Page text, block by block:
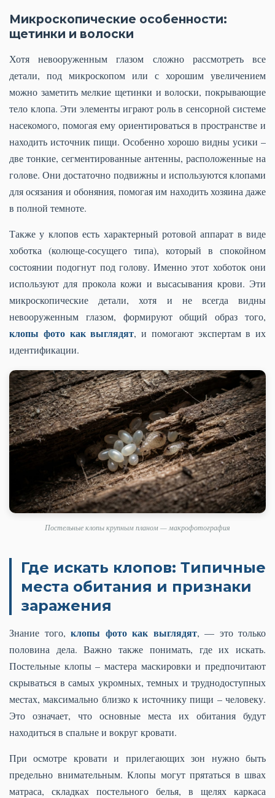
Микроскопические особенности:
щетинки и волоски
Хотя невооруженным глазом сложно рассмотреть все
детали, под микроскопом или с хорошим увеличением
можно заметить мелкие щетинки и волоски, покрывающие
тело клопа. Эти элементы играют роль в сенсорной системе
насекомого, помогая ему ориентироваться в пространстве и
находить источник пищи. Особенно хорошо видны усики –
две тонкие, сегментированные антенны, расположенные на
голове. Они достаточно подвижны и используются клопами
для осязания и обоняния, помогая им находить хозяина даже
в полной темноте.
Также у клопов есть характерный ротовой аппарат в виде
хоботка (колюще-сосущего типа), который в спокойном
состоянии подогнут под голову. Именно этот хоботок они
используют для прокола кожи и высасывания крови. Эти
микроскопические детали, хотя и не всегда видны
невооруженным глазом, формируют общий образ того,
клопы фото как выглядят, и помогают экспертам в их
идентификации.
Постельные клопы крупным планом — макрофотография
Где искать клопов: Типичные
места обитания и признаки
заражения
Знание того, клопы фото как выглядят, — это только
половина дела. Важно также понимать, где их искать.
Постельные клопы – мастера маскировки и предпочитают
скрываться в самых укромных, темных и труднодоступных
местах, максимально близко к источнику пищи – человеку.
Это означает, что основные места их обитания будут
находиться в спальне и вокруг кровати.
При осмотре кровати и прилегающих зон нужно быть
предельно внимательным. Клопы могут прятаться в швах
матраса, складках постельного белья, в щелях каркаса